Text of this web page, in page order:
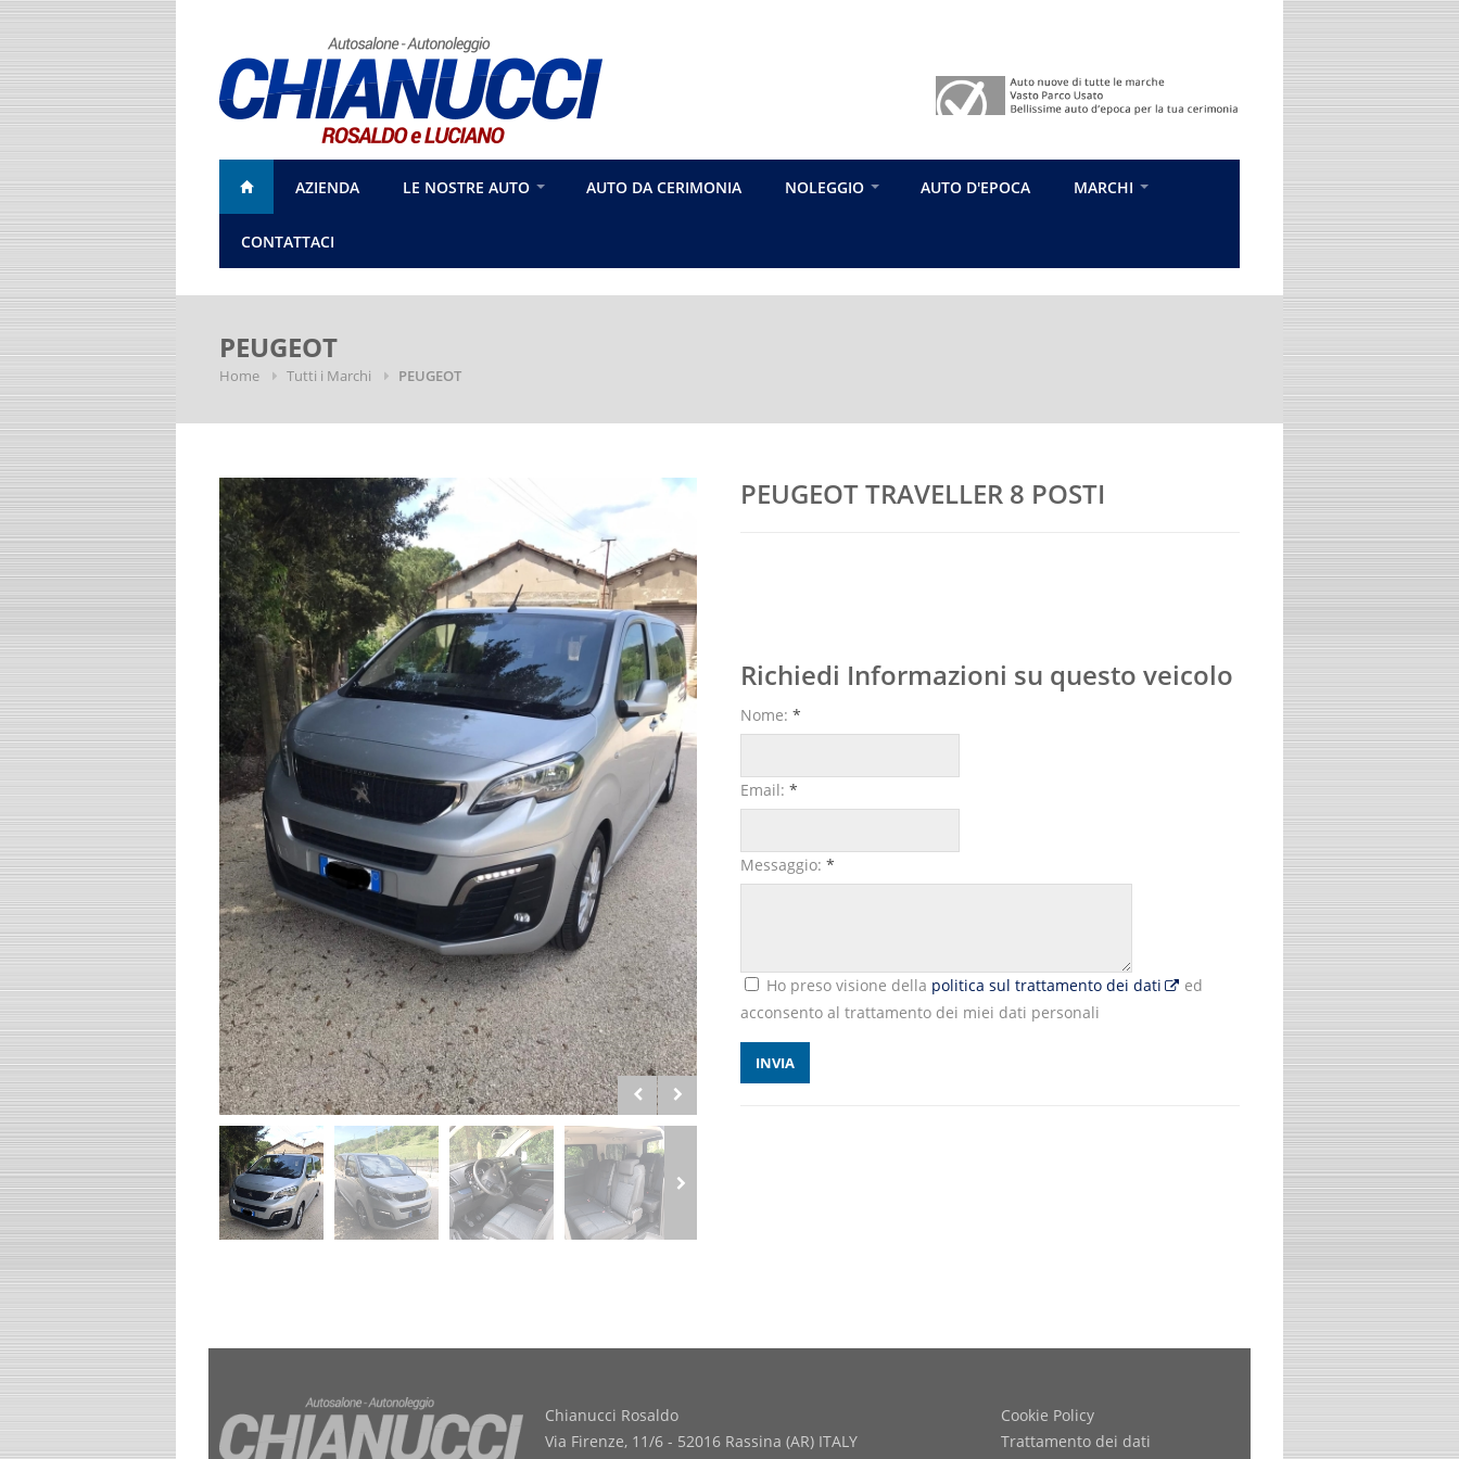
AZIENDA LE NOSTRE AUTO AUTO DA CERIMONIA NOLEGGIO AUTO D'EPOCA MARCHI
CONTATTACI
PEUGEOT
Home Tutti i Marchi PEUGEOT
PEUGEOT TRAVELLER 8 POSTI
Richiedi Informazioni su questo veicolo
Nome: *
Email: *
Messaggio: *
Ho preso visione della politica sul trattamento dei dati
ed
acconsento al trattamento dei miei dati personali
Chianucci Rosaldo
Via Firenze, 11/6 - 52016 Rassina (AR) ITALY
Cookie Policy
Trattamento dei dati